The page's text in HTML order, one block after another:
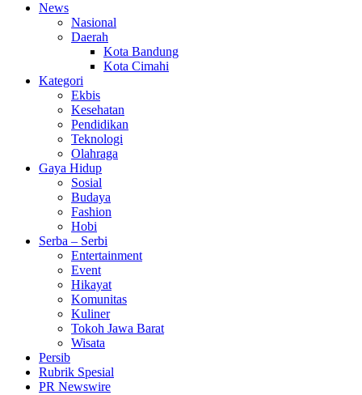
News
Nasional
Daerah
Kota Bandung
Kota Cimahi
Kategori
Ekbis
Kesehatan
Pendidikan
Teknologi
Olahraga
Gaya Hidup
Sosial
Budaya
Fashion
Hobi
Serba – Serbi
Entertainment
Event
Hikayat
Komunitas
Kuliner
Tokoh Jawa Barat
Wisata
Persib
Rubrik Spesial
PR Newswire